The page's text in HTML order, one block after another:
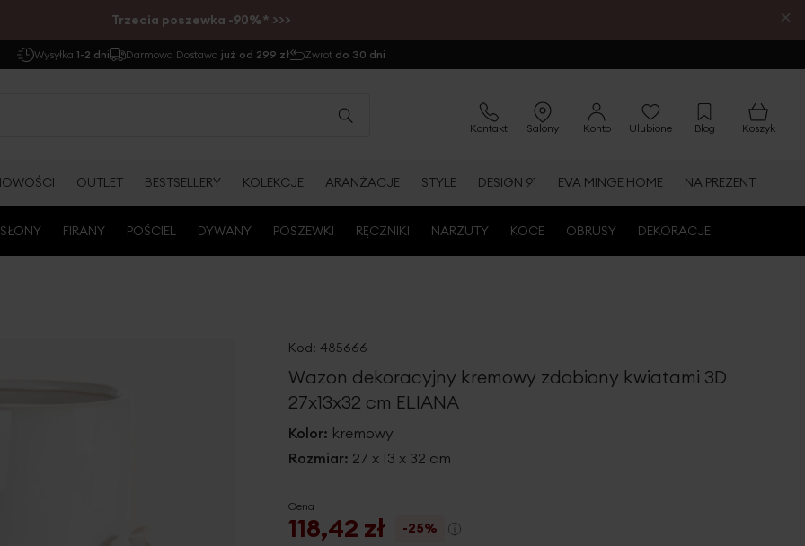
Trzecia poszewka -90%* >>> ×
Wysyłka 1-2 dni Darmowa Dostawa już od 299 zł Zwrot do 30 dni
Kontakt Salony Konto Ulubione Blog Koszyk
OUTLET BESTSELLERY KOLEKCJE ARANŻACJE STYLE DESIGN 91 EVA MINGE HOME NA PREZENT
FIRANY POŚCIEL DYWANY POSZEWKI RĘCZNIKI NARZUTY KOCE OBRUSY DEKORACJE
Kod: 485666
Wazon dekoracyjny kremowy zdobiony kwiatami 3D
27x13x32 cm ELIANA
Kolor: kremowy
Rozmiar: 27 x 13 x 32 cm
Cena
118,42 zł -25%